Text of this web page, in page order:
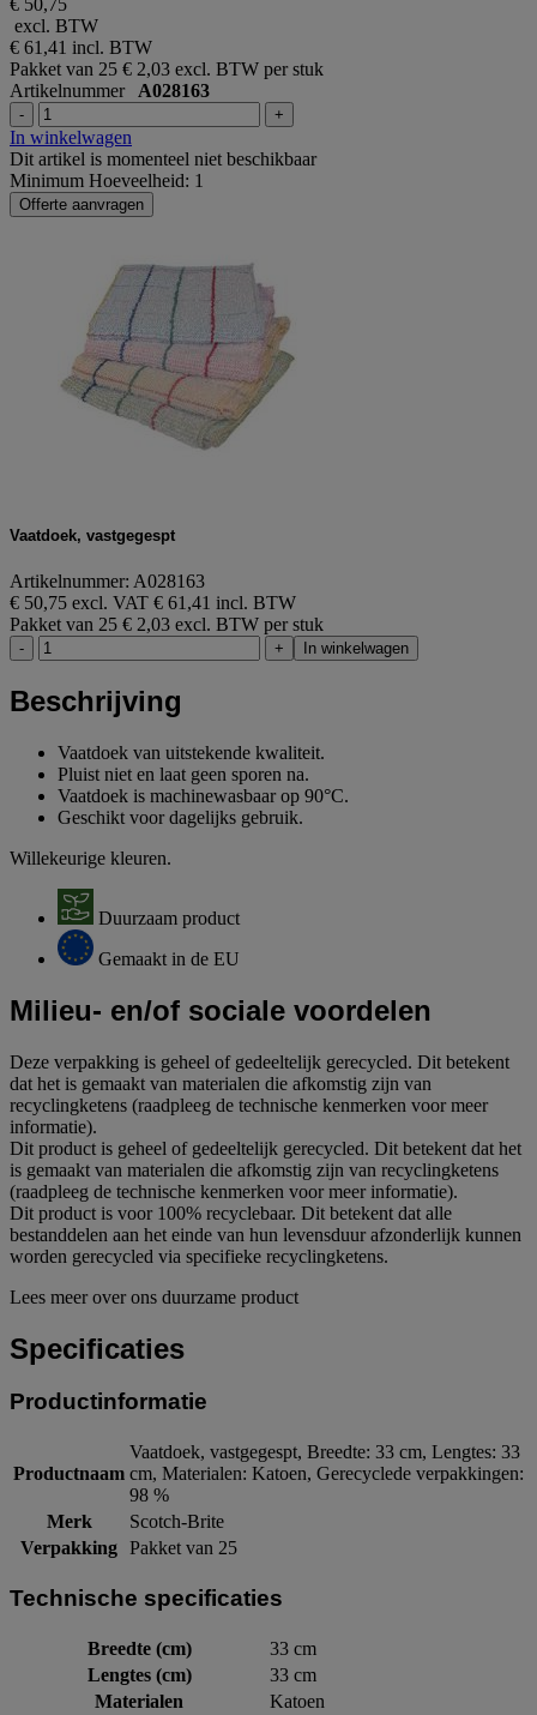
excl. BTW
€ 61,41 incl. BTW
Pakket van 25 € 2,03 excl. BTW per stuk
Artikelnummer A028163
- +
In winkelwagen
Dit artikel is momenteel niet beschikbaar
Minimum Hoeveelheid: 1
Offerte aanvragen
Vaatdoek, vastgegespt
Artikelnummer: A028163
€ 50,75 excl. VAT € 61,41 incl. BTW
Pakket van 25 € 2,03 excl. BTW per stuk
- + In winkelwagen
Beschrijving
Vaatdoek van uitstekende kwaliteit.
Pluist niet en laat geen sporen na.
Vaatdoek is machinewasbaar op 90°C.
Geschikt voor dagelijks gebruik.
Willekeurige kleuren.
Duurzaam product
Gemaakt in de EU
Milieu- en/of sociale voordelen
Deze verpakking is geheel of gedeeltelijk gerecycled. Dit betekent
dat het is gemaakt van materialen die afkomstig zijn van
recyclingketens (raadpleeg de technische kenmerken voor meer
informatie).
Dit product is geheel of gedeeltelijk gerecycled. Dit betekent dat het
is gemaakt van materialen die afkomstig zijn van recyclingketens
(raadpleeg de technische kenmerken voor meer informatie).
Dit product is voor 100% recyclebaar. Dit betekent dat alle
bestanddelen aan het einde van hun levensduur afzonderlijk kunnen
worden gerecycled via specifieke recyclingketens.
Lees meer over ons duurzame product
Specificaties
Productinformatie
Productnaam
Vaatdoek, vastgegespt, Breedte: 33 cm, Lengtes: 33
cm, Materialen: Katoen, Gerecyclede verpakkingen:
98 %
Merk
Scotch-Brite
Verpakking Pakket van 25
Technische specificaties
Breedte (cm)
33 cm
Lengtes (cm)
33 cm
Materialen
Katoen